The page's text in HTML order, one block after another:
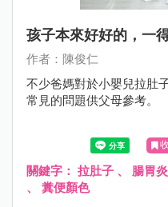
孩子本來好好的，一
作者：陳俊仁
不少爸媽對於小嬰兒拉肚
常見的問題供父母參考。
關鍵字： 拉肚子 、 腸胃炎
、 糞便顏色